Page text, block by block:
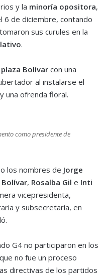
y la minoría opositora,
6 de diciembre, contando
sus curules en la
.
plaza Bolívar con una
al instalarse el
una ofrenda floral.
como presidente de
los nombres de Jorge
, Rosalba Gil e Inti
vicepresidenta,
y subsecretaria, en
G4 no participaron en los
no fue un proceso
directivas de los partidos